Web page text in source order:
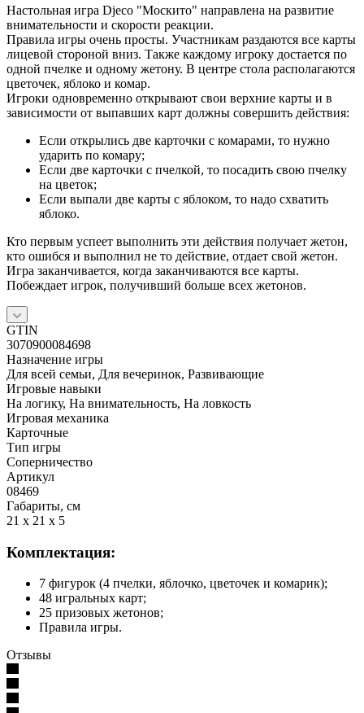
Настольная игра Djeco "Москито" направлена на развитие
внимательности и скорости реакции.
Правила игры очень просты. Участникам раздаются все карты
лицевой стороной вниз. Также каждому игроку достается по
одной пчелке и одному жетону. В центре стола располагаются
цветочек, яблоко и комар.
Игроки одновременно открывают свои верхние карты и в
зависимости от выпавших карт должны совершить действия:
Если открылись две карточки с комарами, то нужно
ударить по комару;
Если две карточки с пчелкой, то посадить свою пчелку
на цветок;
Если выпали две карты с яблоком, то надо схватить
яблоко.
Кто первым успеет выполнить эти действия получает жетон,
кто ошибся и выполнил не то действие, отдает свой жетон.
Игра заканчивается, когда заканчиваются все карты.
Побеждает игрок, получивший больше всех жетонов.
GTIN
3070900084698
Назначение игры
Для всей семьи, Для вечеринок, Развивающие
Игровые навыки
На логику, На внимательность, На ловкость
Игровая механика
Карточные
Тип игры
Соперничество
Артикул
08469
Габариты, см
21 x 21 x 5
Комплектация:
7 фигурок (4 пчелки, яблочко, цветочек и комарик);
48 игральных карт;
25 призовых жетонов;
Правила игры.
Отзывы